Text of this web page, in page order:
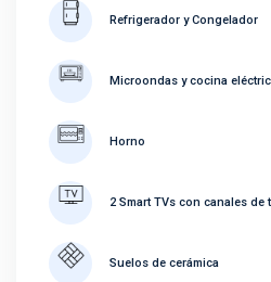
Refrigerador y Congelador
Microondas y cocina
Horno
2 Smart TVs con canales de
Suelos de cerámica